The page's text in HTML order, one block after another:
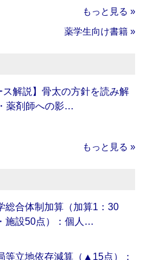
もっと見る »
薬学生向け書籍 »
ス解説】骨太の方針を読み解
薬剤師への影…
もっと見る »
総合体制加算（加算1：30
施設50点）：個人…
等立地依存減算（▲15点）：